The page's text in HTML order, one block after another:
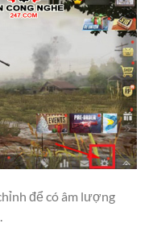
để có âm lượng